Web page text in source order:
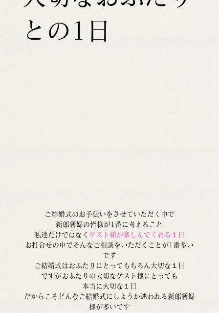
との1日
ご結婚式のお手伝いをさせていただく中で
新郎新婦の皆様が1番に考えること
私達だけではなく ゲスト様が楽しんでくれる１日
お打合せの中でそんなご相談をいただくことが1番多い
です
ご結婚式はおふたりにとってもちろん大切な１日
ですがおふたりの大切なゲスト様にとっても
本当に大切な１日
だからこそどんなご結婚式にしようか迷われる新郎新婦
様が多いです